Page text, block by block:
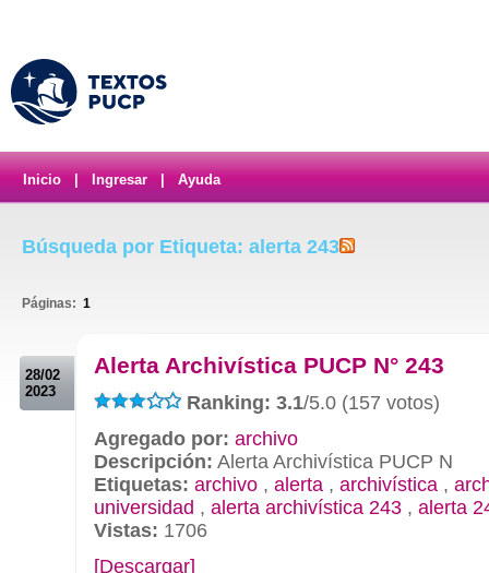
Inicio Ingresar Ayuda
Búsqueda por Etiqueta: alerta 243
Páginas: 1
28/02
2023
Alerta Archivística PUCP N° 243
Ranking: 3.1/5.0 (157 votos)
Agregado por: archivo
Descripción: Alerta Archivística PUCP N
Etiquetas: archivo , alerta , archivística ,
universidad , alerta archivística 243 , alerta
Vistas: 1706
[Descargar]